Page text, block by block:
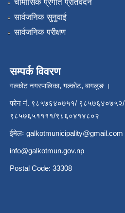
चौमासिक प्रगति प्रतिवेदन
सार्वजनिक सुनुवाई
सार्वजनिक परीक्षण
सम्पर्क विवरण
गल्कोट नगरपालिका, गल्कोट, बागलुङ ।
फोन नं. ९८५७६४०७५१/ ९८५७६४०७५२/
९८५७६५११११/९८६०४१४८०२
ईमेलः galkotmunicipality@gmail.com
info@galkotmun.gov.np
Postal Code: 33308